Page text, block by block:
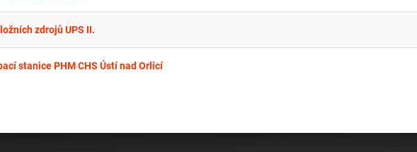
zdrojů UPS II.
stanice PHM CHS Ústí nad Orlicí